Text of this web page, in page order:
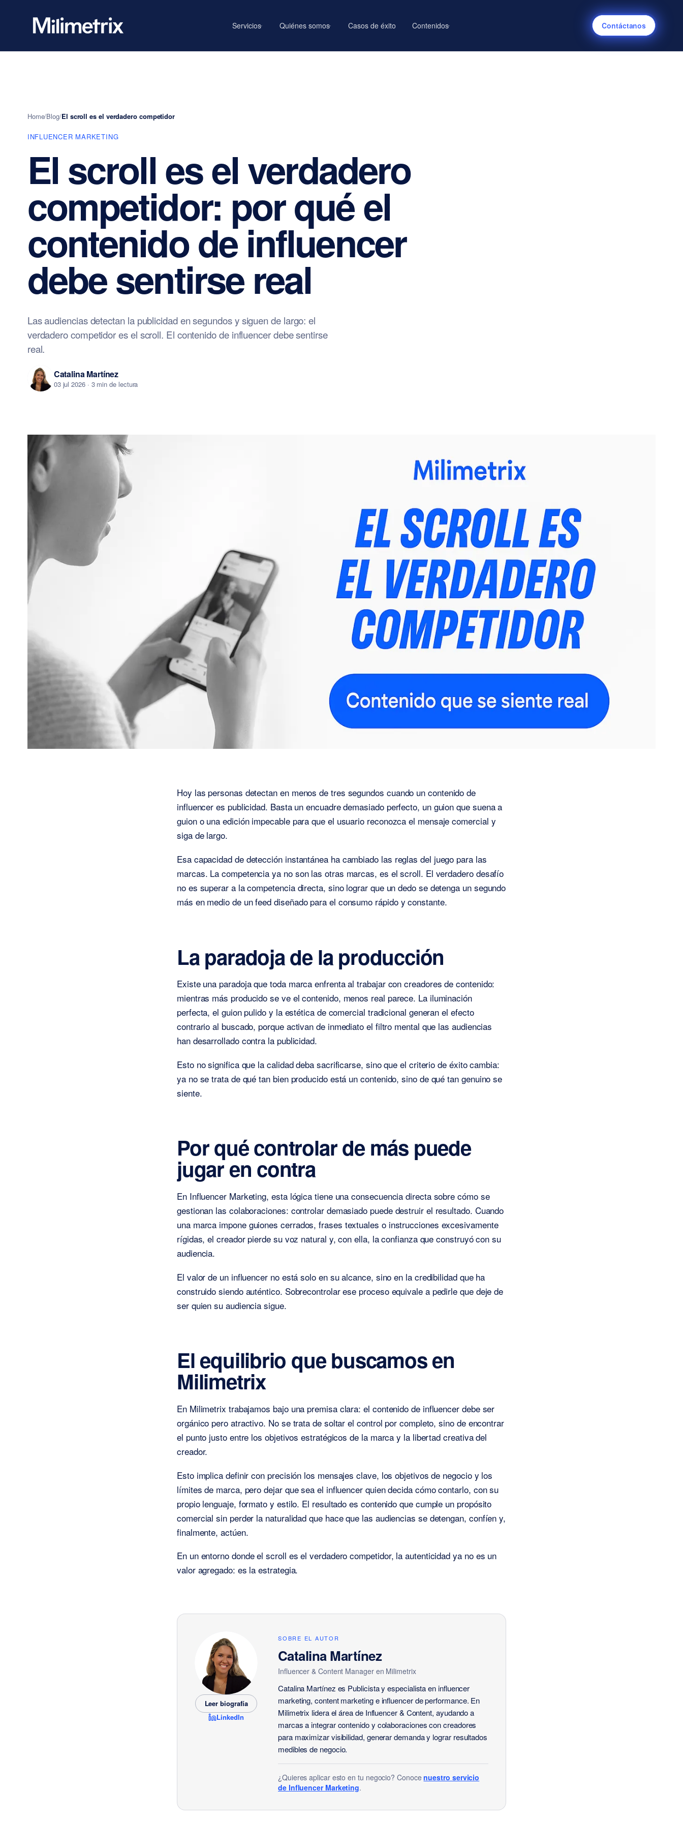
Servicios› Quiénes somos› Casos de éxito Contenidos› Contáctanos
Home/Blog/El scroll es el verdadero competidor
INFLUENCER MARKETING
El scroll es el verdadero
competidor: por qué el
contenido de influencer
debe sentirse real
Las audiencias detectan la publicidad en segundos y siguen de largo: el
verdadero competidor es el scroll. El contenido de influencer debe sentirse
real.
Catalina Martínez
03 jul 2026· 3 min de lectura
Hoy las personas detectan en menos de tres segundos cuando un contenido de
influencer es publicidad. Basta un encuadre demasiado perfecto, un guion que suena a
guion o una edición impecable para que el usuario reconozca el mensaje comercial y
siga de largo.
Esa capacidad de detección instantánea ha cambiado las reglas del juego para las
marcas. La competencia ya no son las otras marcas, es el scroll. El verdadero desafío
no es superar a la competencia directa, sino lograr que un dedo se detenga un segundo
más en medio de un feed diseñado para el consumo rápido y constante.
La paradoja de la producción
Existe una paradoja que toda marca enfrenta al trabajar con creadores de contenido:
mientras más producido se ve el contenido, menos real parece. La iluminación
perfecta, el guion pulido y la estética de comercial tradicional generan el efecto
contrario al buscado, porque activan de inmediato el filtro mental que las audiencias
han desarrollado contra la publicidad.
Esto no significa que la calidad deba sacrificarse, sino que el criterio de éxito cambia:
ya no se trata de qué tan bien producido está un contenido, sino de qué tan genuino se
siente.
Por qué controlar de más puede
jugar en contra
En Influencer Marketing, esta lógica tiene una consecuencia directa sobre cómo se
gestionan las colaboraciones: controlar demasiado puede destruir el resultado. Cuando
una marca impone guiones cerrados, frases textuales o instrucciones excesivamente
rígidas, el creador pierde su voz natural y, con ella, la confianza que construyó con su
audiencia.
El valor de un influencer no está solo en su alcance, sino en la credibilidad que ha
construido siendo auténtico. Sobrecontrolar ese proceso equivale a pedirle que deje de
ser quien su audiencia sigue.
El equilibrio que buscamos en
Milimetrix
En Milimetrix trabajamos bajo una premisa clara: el contenido de influencer debe ser
orgánico pero atractivo. No se trata de soltar el control por completo, sino de encontrar
el punto justo entre los objetivos estratégicos de la marca y la libertad creativa del
creador.
Esto implica definir con precisión los mensajes clave, los objetivos de negocio y los
límites de marca, pero dejar que sea el influencer quien decida cómo contarlo, con su
propio lenguaje, formato y estilo. El resultado es contenido que cumple un propósito
comercial sin perder la naturalidad que hace que las audiencias se detengan, confíen y,
finalmente, actúen.
En un entorno donde el scroll es el verdadero competidor, la autenticidad ya no es un
valor agregado: es la estrategia.
Leer biografía
LinkedIn
SOBRE EL AUTOR
Catalina Martínez
Influencer & Content Manageren Milimetrix
Catalina Martínez es Publicista y especialista en influencer
marketing, content marketing e influencer de performance. En
Milimetrix lidera el área de Influencer & Content, ayudando a
marcas a integrar contenido y colaboraciones con creadores
para maximizar visibilidad, generar demanda y lograr resultados
medibles de negocio.
¿Quieres aplicar esto en tu negocio? Conocenuestro servicio
de Influencer Marketing.